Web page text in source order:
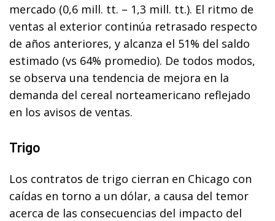
mercado (0,6 mill. tt. – 1,3 mill. tt.). El ritmo de
ventas al exterior continúa retrasado respecto
de años anteriores, y alcanza el 51% del saldo
estimado (vs 64% promedio). De todos modos,
se observa una tendencia de mejora en la
demanda del cereal norteamericano reflejado
en los avisos de ventas.
Trigo
Los contratos de trigo cierran en Chicago con
caídas en torno a un dólar, a causa del temor
acerca de las consecuencias del impacto del